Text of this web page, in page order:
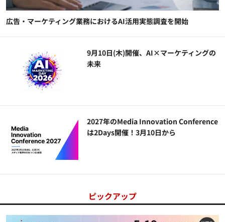
広告・マーケティング業務におけるAI活用実態調査を開始
9月10日(木)開催、AI×マーケティングの
未来
2027年のMedia Innovation Conference
は2Days開催！3月10日から
ピックアップ